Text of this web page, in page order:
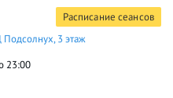
Расписание сеансов
Подсолнух, 3 этаж
23:00